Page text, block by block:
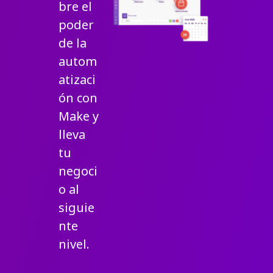
bre el
poder
de la
autom
atizaci
ón con
Make y
lleva
tu
negoci
o al
siguie
nte
nivel.